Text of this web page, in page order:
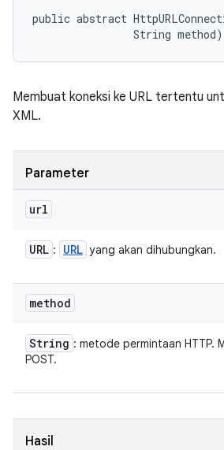
public abstract
                String method)
Membuat koneksi ke URL tertentu
XML.
Parameter
url
URL : URL yang akan dihubungkan.
method
String : metode permintaan HTTP.
POST.
Hasil